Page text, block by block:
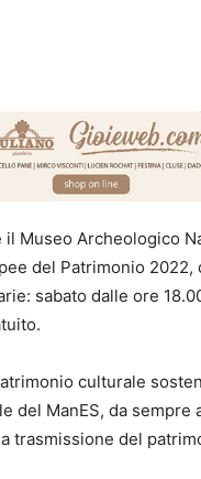
Museo Archeologico
del Patrimonio
sabato dalle ore
culturale
del ManES, da
trasmissione del